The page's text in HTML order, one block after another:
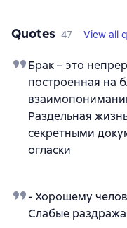
Quotes 47 View all
Брак – это
построенная на
Раздельная
секретными
огласки
- Хорошему
Слабые